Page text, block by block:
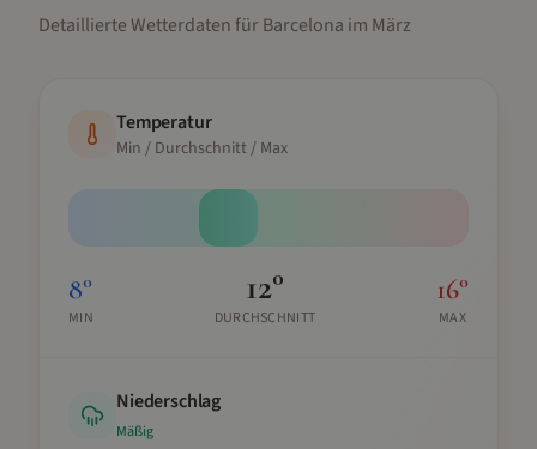
Detaillierte Wetterdaten fürBarcelona im März
Temperatur
Min / Durchschnitt / Max
8°
MIN
12°
DURCHSCHNITT
16°
MAX
Niederschlag
Mäßig